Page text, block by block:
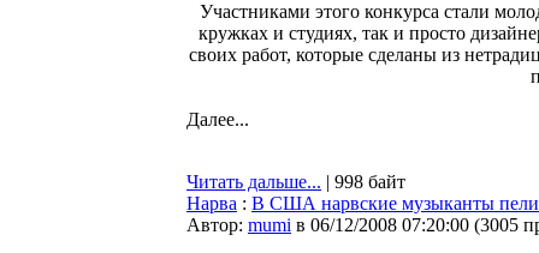
Участниками этого конкурса стали
кружках и студиях, так и просто
своих работ, которые сделаны из
Далее...
Читать дальше... | 998 байт
Нарва : В США нарвские музыканты пели
Автор: mumi в 06/12/2008 07:20:00 (3005